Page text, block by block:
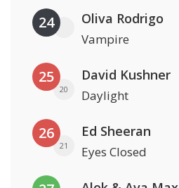
24 Oliva Rodrigo
Vampire
25
20
David Kushner
Daylight
26
21
Ed Sheeran
Eyes Closed